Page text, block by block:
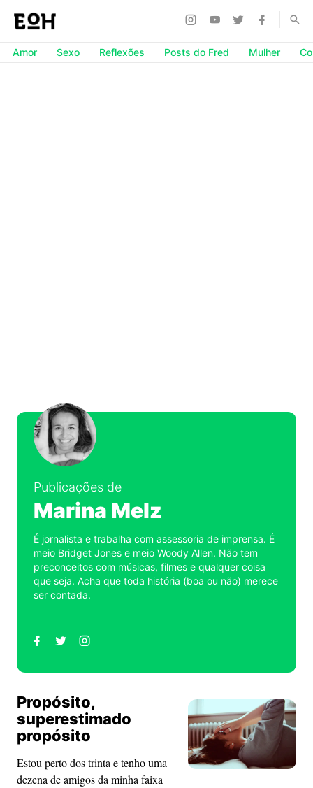
Amor Sexo Reflexões Posts do Fred Mulher
Publicações de
Marina Melz
É jornalista e trabalha com assessoria de imprensa. É
meio Bridget Jones e meio Woody Allen. Não tem
preconceitos com músicas, filmes e qualquer coisa
que seja. Acha que toda história (boa ou não) merece
ser contada.
Perfil
de
Marina
Melz
Perfil
de
Marina
Melz
Perfil
de
Marina
Propósito,
superestimado
propósito
Estou perto dos trinta e tenho uma
dezena de amigos da minha faixa